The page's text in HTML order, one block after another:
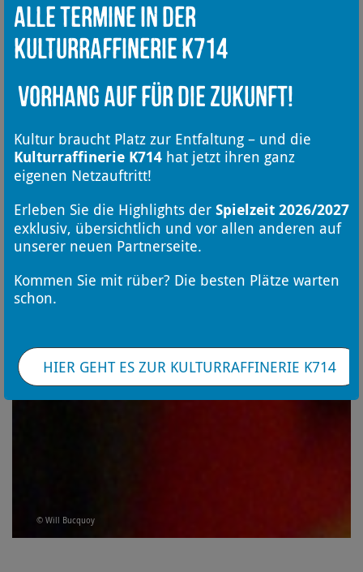
© Will Bucquoy
Alle Termine in der
Kulturraffinerie K714
Vorhang auf für die Zukunft!
Kultur braucht Platz zur Entfaltung – und die
Kulturraffinerie K714 hat jetzt ihren ganz
eigenen Netzauftritt!
Erleben Sie die Highlights der Spielzeit 2026/2027
exklusiv, übersichtlich und vor allen anderen auf
unserer neuen Partnerseite.
Kommen Sie mit rüber? Die besten Plätze warten
schon.
HIER GEHT ES ZUR KULTURRAFFINERIE K714